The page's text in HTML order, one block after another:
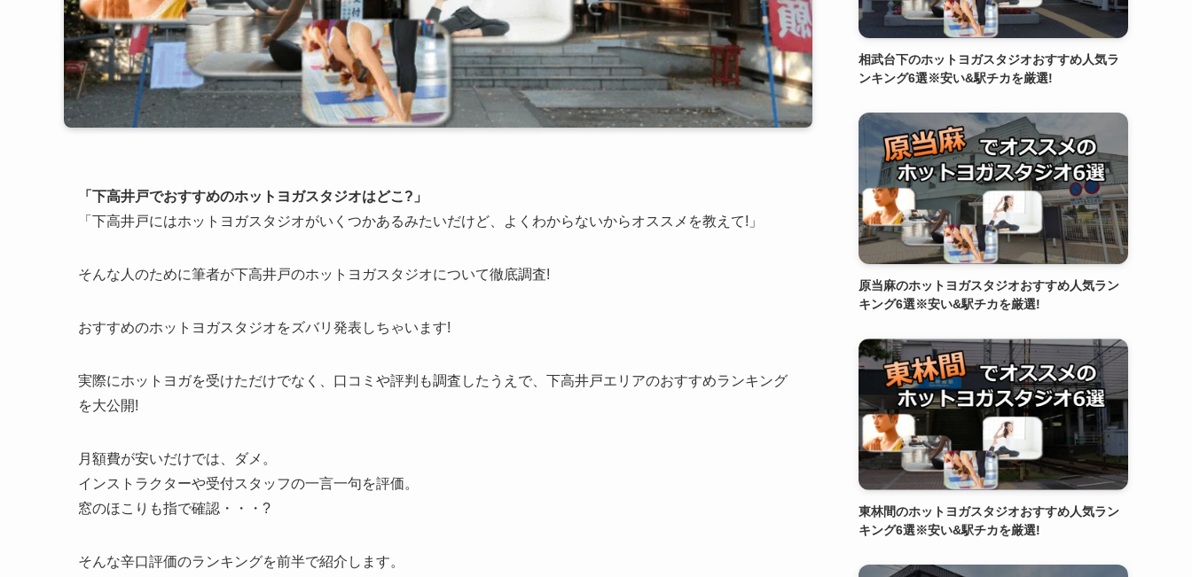
「下高井戸でおすすめのホットヨガスタジオはどこ?」
「下高井戸にはホットヨガスタジオがいくつかあるみたいだけど、よくわからないからオススメを教えて!」
そんな人のために筆者が下高井戸のホットヨガスタジオについて徹底調査!
おすすめのホットヨガスタジオをズバリ発表しちゃいます!
実際にホットヨガを受けただけでなく、口コミや評判も調査したうえで、下高井戸エリアのおすすめランキング
を大公開!
月額費が安いだけでは、ダメ。
インストラクターや受付スタッフの一言一句を評価。
窓のほこりも指で確認・・・?
そんな辛口評価のランキングを前半で紹介します。
相武台下のホットヨガスタジオおすすめ人気ラ
ンキング6選※安い&駅チカを厳選!
原当麻のホットヨガスタジオおすすめ人気ラン
キング6選※安い&駅チカを厳選!
東林間のホットヨガスタジオおすすめ人気ラン
キング6選※安い&駅チカを厳選!